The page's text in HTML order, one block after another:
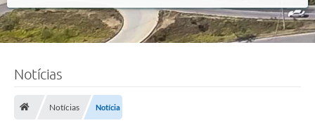
Notícias
Notícias Notícia